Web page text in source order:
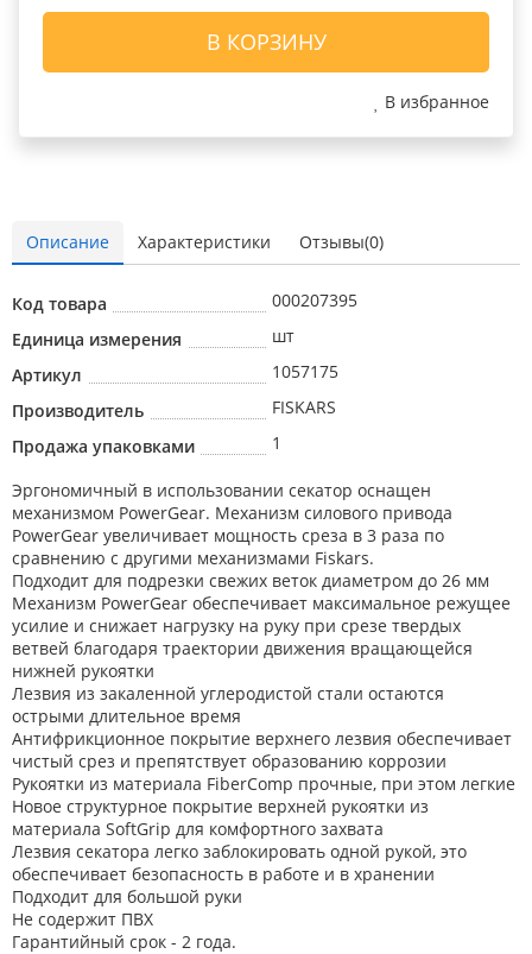
В КОРЗИНУ
В избранное
Описание Характеристики Отзывы(0)
Код товара
000207395
Единица измерения
шт
Артикул
1057175
Производитель
FISKARS
Продажа упаковками
1
Эргономичный в использовании секатор оснащен
механизмом PowerGear. Механизм силового привода
PowerGear увеличивает мощность среза в 3 раза по
сравнению с другими механизмами Fiskars.
Подходит для подрезки свежих веток диаметром до 26 мм
Механизм PowerGear обеспечивает максимальное режущее
усилие и снижает нагрузку на руку при срезе твердых
ветвей благодаря траектории движения вращающейся
нижней рукоятки
Лезвия из закаленной углеродистой стали остаются
острыми длительное время
Антифрикционное покрытие верхнего лезвия обеспечивает
чистый срез и препятствует образованию коррозии
Рукоятки из материала FiberComp прочные, при этом легкие
Новое структурное покрытие верхней рукоятки из
материала SoftGrip для комфортного захвата
Лезвия секатора легко заблокировать одной рукой, это
обеспечивает безопасность в работе и в хранении
Подходит для большой руки
Не содержит ПВХ
Гарантийный срок - 2 года.